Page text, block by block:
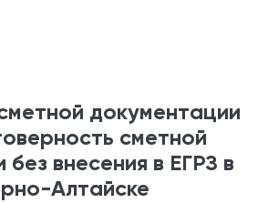
документации
сметной
без внесения в ЕГРЗ в
Алтайске